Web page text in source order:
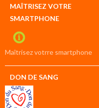
compte
compte
MAÎTRISEZ VOTRE
SMARTPHONE
Maîtrisez votrre smartphone
DON DE SANG